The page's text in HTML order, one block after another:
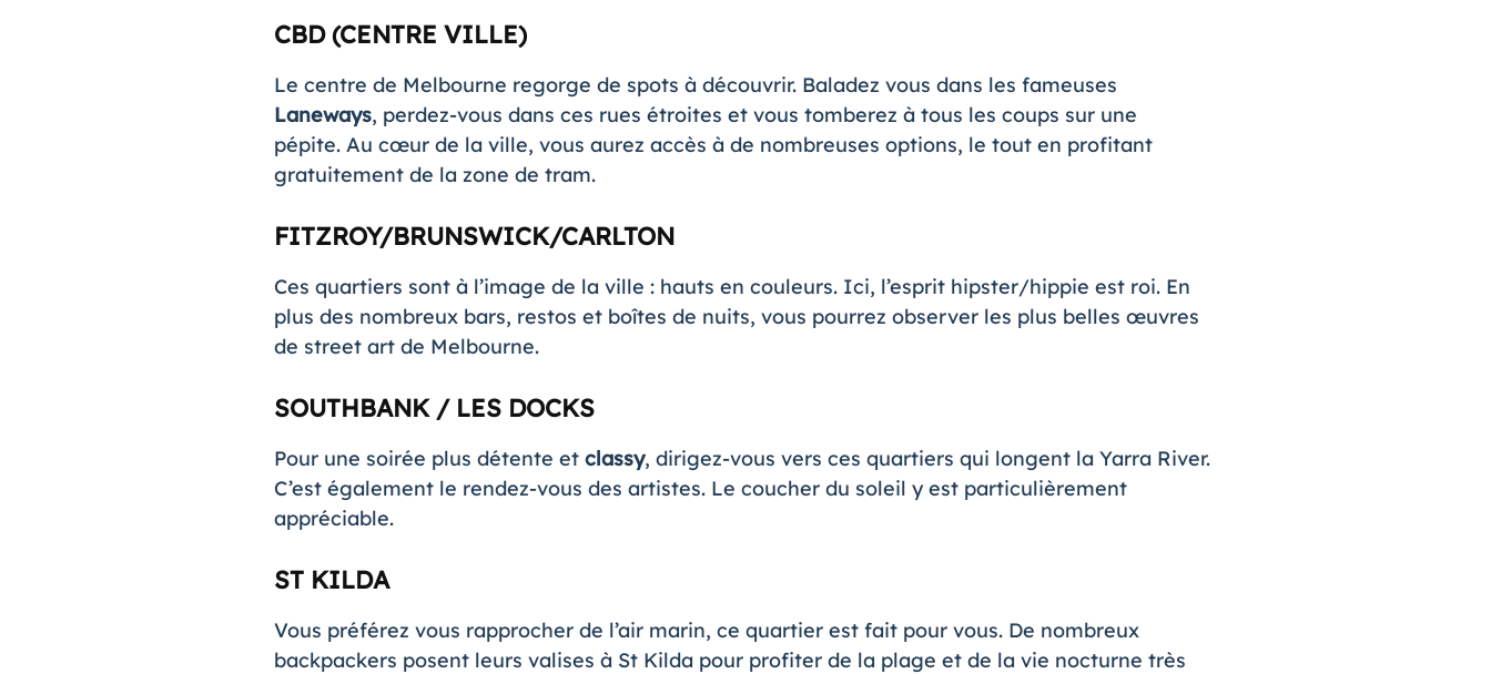
CBD (CENTRE VILLE)
Le centre de Melbourne regorge de spots à découvrir. Baladez vous dans les fameuses
Laneways, perdez-vous dans ces rues étroites et vous tomberez à tous les coups sur une
pépite. Au cœur de la ville, vous aurez accès à de nombreuses options, le tout en profitant
gratuitement de la zone de tram.
FITZROY/BRUNSWICK/CARLTON
Ces quartiers sont à l’image de la ville : hauts en couleurs. Ici, l’esprit hipster/hippie est roi. En
plus des nombreux bars, restos et boîtes de nuits, vous pourrez observer les plus belles œuvres
de street art de Melbourne.
SOUTHBANK / LES DOCKS
Pour une soirée plus détente et classy, dirigez-vous vers ces quartiers qui longent la Yarra River.
C’est également le rendez-vous des artistes. Le coucher du soleil y est particulièrement
appréciable.
ST KILDA
Vous préférez vous rapprocher de l’air marin, ce quartier est fait pour vous. De nombreux
backpackers posent leurs valises à St Kilda pour profiter de la plage et de la vie nocturne très